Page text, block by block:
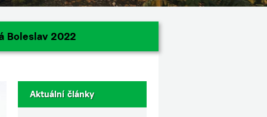
Boleslav 2022
Aktuální články